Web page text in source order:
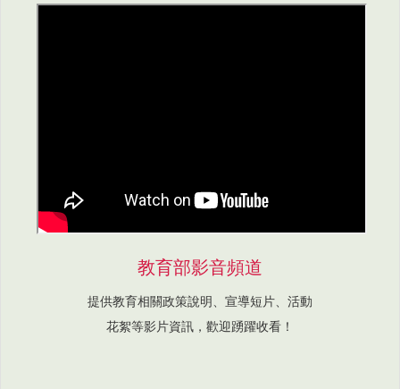
教育部影音頻道
提供教育相關政策說明、宣導短片、活動
花絮等影片資訊，歡迎踴躍收看！